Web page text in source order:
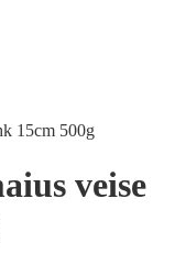
15cm 500g
veise